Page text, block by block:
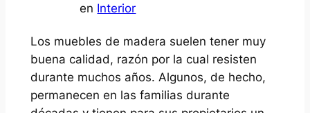
en Interior
Los muebles de madera suelen tener muy
buena calidad, razón por la cual resisten
durante muchos años. Algunos, de hecho,
permanecen en las familias durante